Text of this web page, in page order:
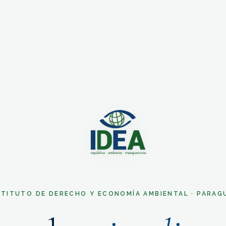
DE DERECHO Y ECONOMÍA AMBIENTAL ·